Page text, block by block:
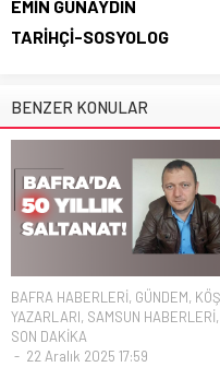
EMİN GÜNAYDIN
TARİHÇİ-SOSYOLOG
BENZER KONULAR
BAFRA HABERLERİ, GÜNDEM,
YAZARLARI, SAMSUN HABERLERİ,
SON DAKİKA
22 Aralık 2025 17:59